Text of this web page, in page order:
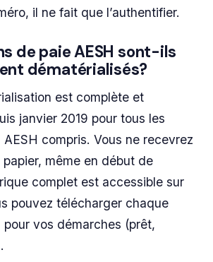
il ne fait que l’authentifier.
de paie AESH sont-ils
dématérialisés?
est complète et
janvier 2019 pour tous les
compris. Vous ne recevrez
même en début de
complet est accessible sur
pouvez télécharger chaque
pour vos démarches (prêt,